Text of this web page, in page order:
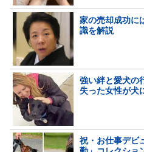
家の売却成功に
識を解説
強い絆と愛犬の
失った女性が犬
祝・お仕事デビ